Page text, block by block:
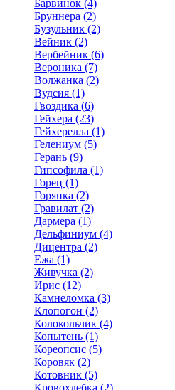
Барвинок (4)
Бруннера (2)
Бузульник (2)
Вейник (2)
Вербейник (6)
Вероника (7)
Волжанка (2)
Вудсия (1)
Гвоздика (6)
Гейхера (23)
Гейхерелла (1)
Гелениум (5)
Герань (9)
Гипсофила (1)
Горец (1)
Горянка (2)
Гравилат (2)
Дармера (1)
Дельфиниум (4)
Дицентра (2)
Ежа (1)
Живучка (2)
Ирис (12)
Камнеломка (3)
Клопогон (2)
Колокольчик (4)
Копытень (1)
Кореопсис (5)
Коровяк (2)
Котовник (5)
Кровохлебка (2)